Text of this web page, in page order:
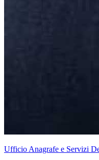
Ufficio Anagrafe e Servizi